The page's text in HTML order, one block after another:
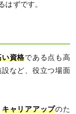
はずです。
い資格である点も高
など、役立つ場面
キャリアアップのた